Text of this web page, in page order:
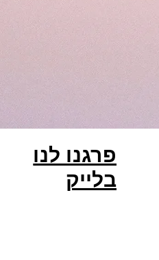
פרגנו לנו
בלייק